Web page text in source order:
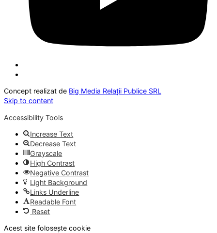
Concept realizat de Big Media Relații Publice SRL
Skip to content
Accessibility Tools
Increase Text
Decrease Text
Grayscale
High Contrast
Negative Contrast
Light Background
Links Underline
Readable Font
Reset
Acest site folosește cookie